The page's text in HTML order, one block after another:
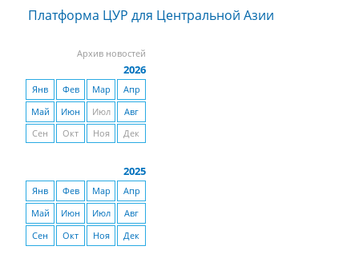
Платформа ЦУР для Центральной Азии
Архив новостей
2026
Янв Фев Мар
Апр
Май
Июн Июл
Авг
Сен
Окт Ноя Дек
2025
Янв Фев Мар
Апр
Май
Июн Июл
Авг
Сен
Окт Ноя Дек